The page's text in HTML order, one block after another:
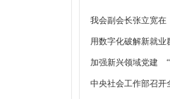
我会副会长张立宽在
章： 《充分发挥人
用数字化破解新就业
加强新兴领域党建
中央社会工作部召开